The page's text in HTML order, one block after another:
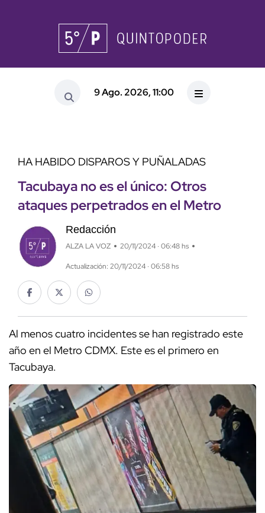
9 Ago. 2026, 11:00
HA HABIDO DISPAROS Y PUÑALADAS
Tacubaya no es el único: Otros
ataques perpetrados en el Metro
Redacción
ALZA LA VOZ 20/11/2024 · 06:48 hs
Actualización: 20/11/2024 · 06:58 hs
Al menos cuatro incidentes se han registrado este
año en el Metro CDMX. Este es el primero en
Tacubaya.